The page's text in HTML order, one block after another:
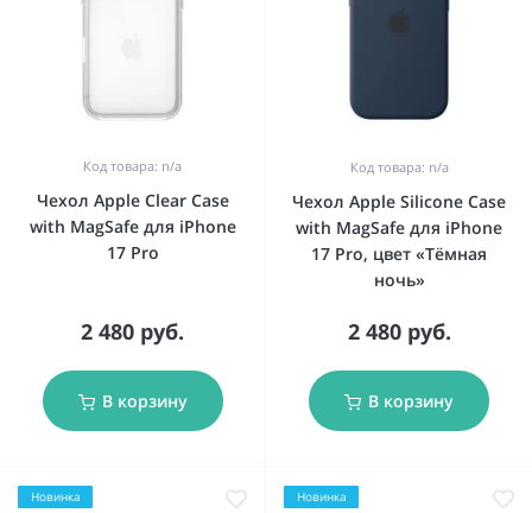
Код товара: n/a
Чехол Apple Clear Case
with MagSafe для iPhone
17 Pro
2 480 руб.
В корзину
Код товара: n/a
Чехол Apple Silicone Case
with MagSafe для iPhone
17 Pro, цвет «Тёмная
ночь»
2 480 руб.
В корзину
Новинка
Новинка